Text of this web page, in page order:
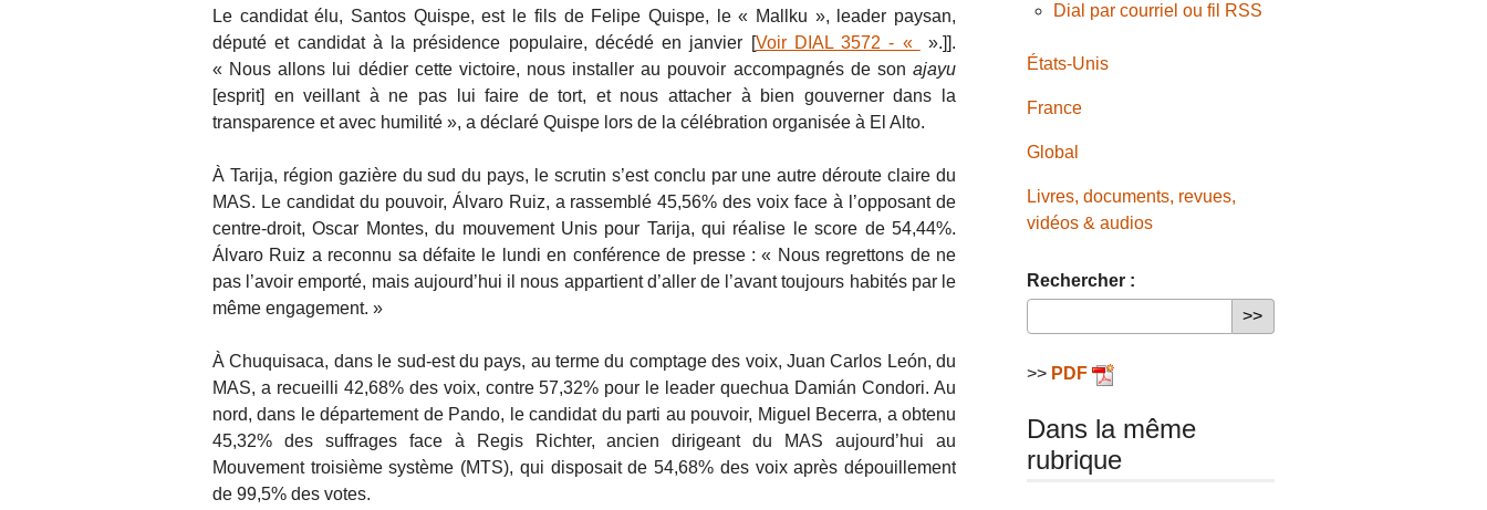
Le candidat élu, Santos Quispe, est le fils de Felipe Quispe, le « Mallku », leader paysan,
député et candidat à la présidence populaire, décédé en janvier [Voir DIAL 3572 - «
».]].
« Nous allons lui dédier cette victoire, nous installer au pouvoir accompagnés de son ajayu
[esprit] en veillant à ne pas lui faire de tort, et nous attacher à bien gouverner dans la
transparence et avec humilité », a déclaré Quispe lors de la célébration organisée à El Alto.
À Tarija, région gazière du sud du pays, le scrutin s’est conclu par une autre déroute claire du
MAS. Le candidat du pouvoir, Álvaro Ruiz, a rassemblé 45,56% des voix face à l’opposant de
centre-droit, Oscar Montes, du mouvement Unis pour Tarija, qui réalise le score de 54,44%.
Álvaro Ruiz a reconnu sa défaite le lundi en conférence de presse : « Nous regrettons de ne
pas l’avoir emporté, mais aujourd’hui il nous appartient d’aller de l’avant toujours habités par le
même engagement. »
À Chuquisaca, dans le sud-est du pays, au terme du comptage des voix, Juan Carlos León, du
MAS, a recueilli 42,68% des voix, contre 57,32% pour le leader quechua Damián Condori. Au
nord, dans le département de Pando, le candidat du parti au pouvoir, Miguel Becerra, a obtenu
45,32% des suffrages face à Regis Richter, ancien dirigeant du MAS aujourd’hui au
Mouvement troisième système (MTS), qui disposait de 54,68% des voix après dépouillement
de 99,5% des votes.
Dial par courriel ou fil RSS
États-Unis
France
Global
Livres, documents, revues,
vidéos & audios
Rechercher :
>> PDF
Dans la même
rubrique